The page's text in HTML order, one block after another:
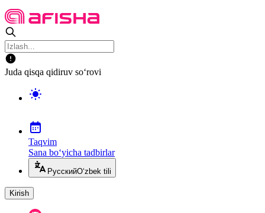
Juda qisqa qidiruv so‘rovi
Taqvim
Sana bo‘yicha tadbirlar
РусскийO‘zbek tili
Kirish